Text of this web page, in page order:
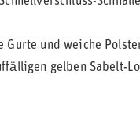
Gurte und weiche
gelben Sabelt-